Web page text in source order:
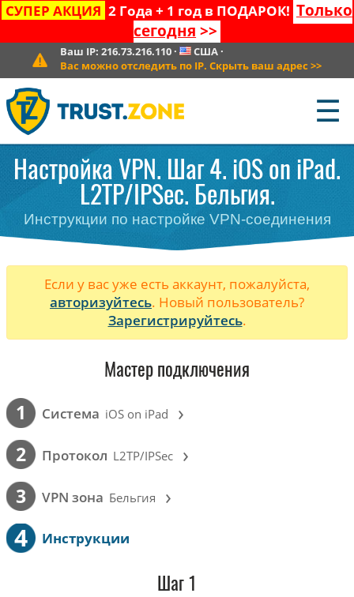
СУПЕР АКЦИЯ 2 Года + 1 год в ПОДАРОК! Только
сегодня >>
Ваш IP: 216.73.216.110· США·
Вас можно отследить по IP. Скрыть ваш адрес >>
☰
Настройка VPN. Шаг 4. iOS on iPad.
L2TP/IPSec. Бельгия.
Инструкции по настройке VPN-соединения
Если у вас уже есть аккаунт, пожалуйста,
авторизуйтесь. Новый пользователь?
Зарегистрируйтесь.
Мастер подключения
1 Cистема iOS on iPad ›
2 Протокол L2TP/IPSec ›
3 VPN зона Бельгия ›
4 Инструкции
Шаг 1